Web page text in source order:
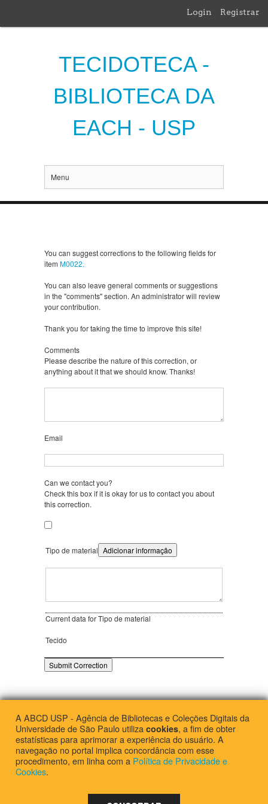
Login Registrar
TECIDOTECA -
BIBLIOTECA DA
EACH - USP
Menu
You can suggest corrections to the following fields for
item M0022.
You can also leave general comments or suggestions
in the "comments" section. An administrator will review
your contribution.
Thank you for taking the time to improve this site!
Comments
Please describe the nature of this correction, or
anything about it that we should know. Thanks!
Email
Can we contact you?
Check this box if it is okay for us to contact you about
this correction.
Tipo de material Adicionar informação
Current data for Tipo de material
Tecido
Escola de Artes, Ciências e Humanidades da Universidade de São Paulo
A ABCD USP - Agência de Bibliotecas e Coleções Digitais da
Universidade de São Paulo utilizacookies, a fim de obter
estatísticas para aprimorar a experiência do usuário. A
navegação no portal implica concordância com esse
procedimento, em linha com a Política de Privacidade e
Cookies.